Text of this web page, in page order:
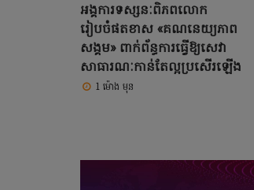
អង្គការទស្សនៈពិភពលោក
រៀបចំផតខាស «គណនេយ្យភាព
សង្គម» ពាក់ព័ន្ធការធ្វើឱ្យសេវា
សាធារណៈកាន់តែល្អប្រសើរឡើង
1 ម៉ោង មុន